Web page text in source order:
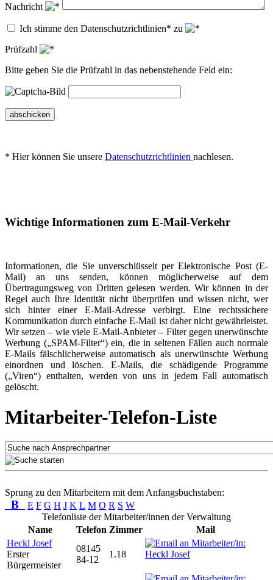
Nachricht
Ich stimme den Datenschutzrichtlinien* zu
Prüfzahl
Bitte geben Sie die Prüfzahl in das nebenstehende Feld ein:
abschicken
* Hier können Sie unsere Datenschutzrichtlinien nachlesen.
Wichtige Informationen zum E-Mail-Verkehr
Informationen, die Sie unverschlüsselt per Elektronische Post (E-
Mail) an uns senden, können möglicherweise auf dem
Übertragungsweg von Dritten gelesen werden. Wir können in der
Regel auch Ihre Identität nicht überprüfen und wissen nicht, wer
sich hinter einer E-Mail-Adresse verbirgt. Eine rechtssichere
Kommunikation durch einfache E-Mail ist daher nicht gewährleistet.
Wir setzen – wie viele E-Mail-Anbieter – Filter gegen unerwünschte
Werbung („SPAM-Filter“) ein, die in seltenen Fällen auch normale
E-Mails fälschlicherweise automatisch als unerwünschte Werbung
einordnen und löschen. E-Mails, die schädigende Programme
(„Viren“) enthalten, werden von uns in jedem Fall automatisch
gelöscht.
Mitarbeiter-Telefon-Liste
Sprung zu den Mitarbeitern mit dem Anfangsbuchstaben:
B E F G H J K L M O R S W
Telefonliste der Mitarbeiter/innen der Verwaltung
Name
Telefon Zimmer
Mail
Heckl Josef
Erster
Bürgermeister
08145
84-12
1.18